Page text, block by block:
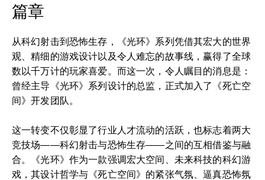
篇章
从科幻射击到恐怖生存，《光环》系列凭借其宏大的世界
观、精细的游戏设计以及令人难忘的故事线，赢得了全球
数以千万计的玩家喜爱。而这一次，令人瞩目的消息是：
曾经主导《光环》系列设计的总监，正式加入了《死亡空
间》开发团队。
这一转变不仅彰显了行业人才流动的活跃，也标志着两大
竞技场——科幻射击与恐怖生存——之间的互相借鉴与融
合。《光环》作为一款强调宏大空间、未来科技的科幻游
戏，其设计哲学与《死亡空间》的紧张气氛、逼真恐怖氛